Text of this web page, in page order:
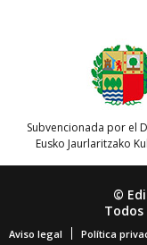
Subvencionada por el
Eusko Jaurlaritzako
©
Todos
Aviso legal Política